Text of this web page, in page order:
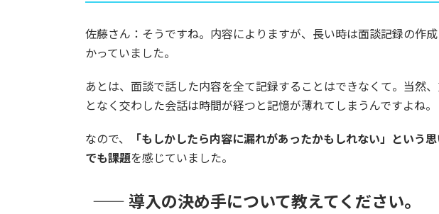
佐藤さん：そうですね。内容によりますが、長い時は面談記録の作
かっていました。
あとは、面談で話した内容を全て記録することはできなくて。当然
となく交わした会話は時間が経つと記憶が薄れてしまうんですよね。
なので、
「もしかしたら内容に漏れがあったかもしれない」という
でも課題を感じていました。
—— 導入の決め手について教えてください。